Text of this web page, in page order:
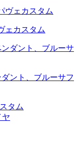
ェカスタム
ント、ブルーサフ
タム
ヤ